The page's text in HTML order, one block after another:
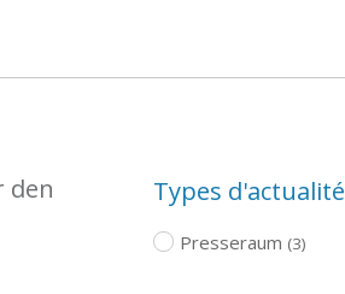
den
Types d'actualité
Presseraum (3)